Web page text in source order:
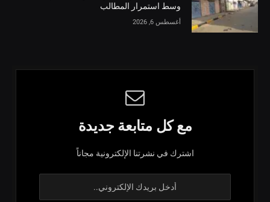
وسط استمرار المطالب
أغسطس 6, 2026
مع كل متابعة جديدة
اشترك في نشرتنا الإلكترونية مجاناً